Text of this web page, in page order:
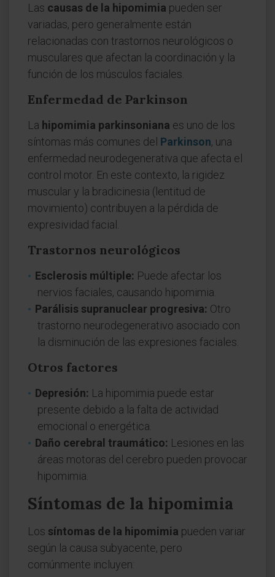
Las causas de la hipomimia pueden ser
variadas, pero generalmente están
relacionadas con trastornos neurológicos o
musculares que afectan la coordinación y la
función de los músculos faciales.
Enfermedad de Parkinson
La hipomimia parkinsoniana es uno de los
síntomas más comunes del Parkinson, una
enfermedad neurodegenerativa que afecta el
control motor. En este contexto, la rigidez
muscular y la bradicinesia (lentitud de
movimiento) contribuyen a la pérdida de
expresividad facial.
Trastornos neurológicos
Esclerosis múltiple: Puede afectar los
nervios faciales, causando hipomimia.
Parálisis supranuclear progresiva: Otro
trastorno neurodegenerativo asociado con
la disminución de las expresiones faciales.
Otros factores
Depresión: La hipomimia puede estar
presente debido a la falta de actividad
emocional o energética.
Daño cerebral traumático: Lesiones en las
áreas motoras del cerebro pueden provocar
hipomimia.
Síntomas de la hipomimia
Los síntomas de la hipomimia pueden variar
según la causa subyacente, pero
comúnmente incluyen: